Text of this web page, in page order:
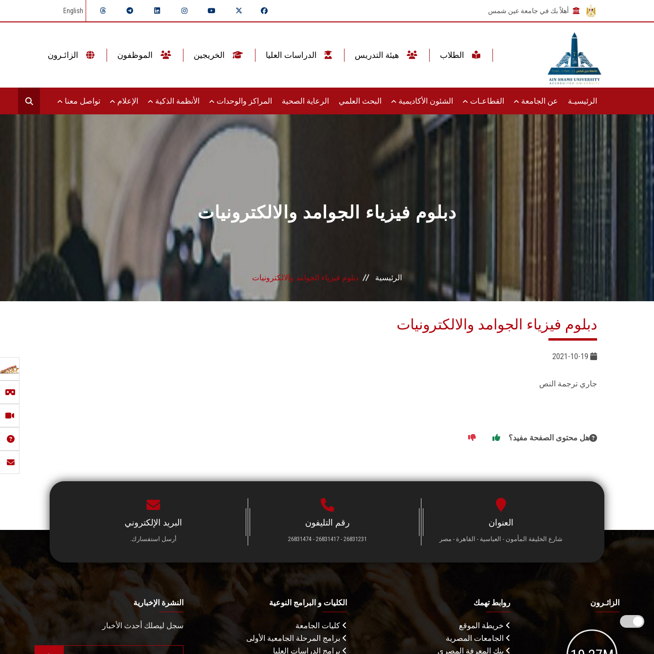
أهلاً بك في جامعة عين شمس English
الرئيسيـة عن الجامعة القطاعـات الشئون الأكاديمية البحث العلمي الرعاية الصحية المراكز والوحدات الأنظمة الذكية الإعلام تواصل معنا
دبلوم فيزياء الجوامد والالكترونيات
الرئيسية دبلوم فيزياء الجوامد والالكترونيات
دبلوم فيزياء الجوامد والالكترونيات
جاري ترجمة النص
هل محتوى الصفحة مفيد؟
العنوان
شارع الخليفة المأمون - العباسية - القاهرة - مصر
رقم التليفون
26831231 - 26831417 - 26831474
البريد الإلكتروني
أرسل استفسارك.
الزائـرون روابط تهمك
خريطة الموقع
الجامعات المصرية
بنك المعرفة المصري
الكليات و البرامج النوعية
كليات الجامعة
برامج المرحلة الجامعية الأولى
برامج الدراسات العليا
النشرة الإخبارية
سجل ليصلك أحدث الأخبار